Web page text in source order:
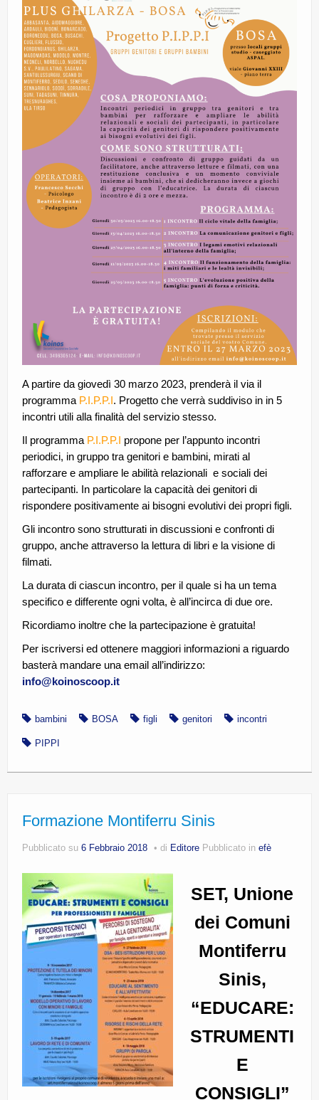
A partire da giovedì 30 marzo 2023, prenderà il via il
programma P.I.P.P.I. Progetto che verrà suddiviso in in 5
incontri utili alla finalità del servizio stesso.
Il programma P.I.P.P.I propone per l’appunto incontri
periodici, in gruppo tra genitori e bambini, mirati al
rafforzare e ampliare le abilità relazionali e sociali dei
partecipanti. In particolare la capacità dei genitori di
rispondere positivamente ai bisogni evolutivi dei propri figli.
Gli incontro sono strutturati in discussioni e confronti di
gruppo, anche attraverso la lettura di libri e la visione di
filmati.
La durata di ciascun incontro, per il quale si ha un tema
specifico e differente ogni volta, è all’incirca di due ore.
Ricordiamo inoltre che la partecipazione è gratuita!
Per iscriversi ed ottenere maggiori informazioni a riguardo
basterà mandare una email all’indirizzo:
info@koinoscoop.it
bambini BOSA figli genitori incontri
PIPPI
Formazione Montiferru Sinis
Pubblicato su 6 Febbraio 2018 di Editore Pubblicato in efè
SET, Unione
dei Comuni
Montiferru
Sinis,
“EDUCARE:
STRUMENTI
E
CONSIGLI”